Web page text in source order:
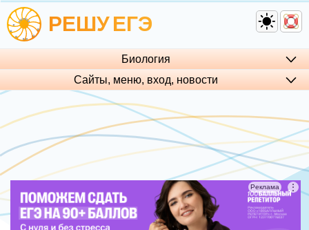
РЕШУЕГЭ
Биология
Сайты, меню, вход, но­во­сти
⋮
Реклама